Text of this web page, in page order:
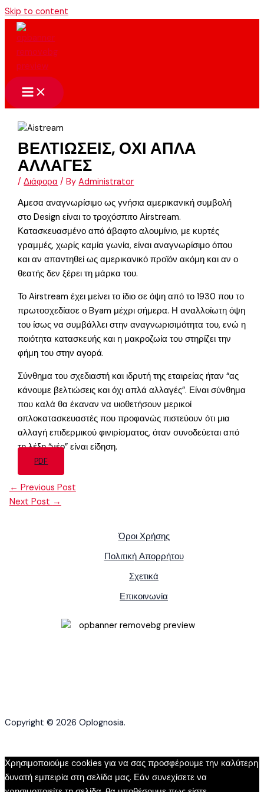
Skip to content
ΒΕΛΤΙΩΣΕΙΣ, ΟΧΙ ΑΠΛΑ
ΑΛΛΑΓΕΣ
/Διάφορα / ByAdministrator
Αμεσα αναγνωρίσιμο ως γνήσια αμερικανική συμβολή
στο Design είναι το τροχόσπιτο Airstream.
Κατασκευασμένο από άβαφτο αλουμίνιο, με κυρτές
γραμμές, χωρίς καμία γωνία, είναι αναγνωρίσιμο όπου
και αν απαντηθεί ως αμερικανικό προϊόν ακόμη και αν ο
θεατής δεν ξέρει τη μάρκα του.
Το Airstream έχει μείνει το ίδιο σε όψη από το 1930 που το
πρωτοσχεδίασε ο Byam μέχρι σήμερα. Η αναλλοίωτη όψη
του ίσως να συμβάλλει στην αναγνωρισιμότητα του, ενώ η
ποιότητα κατασκευής και η μακροζωία του στηρίζει την
φήμη του στην αγορά.
Σύνθημα του σχεδιαστή και ιδρυτή της εταιρείας ήταν “ας
κάνουμε βελτιώσεις και όχι απλά αλλαγές”. Είναι σύνθημα
που καλά θα έκαναν να υιοθετήσουν μερικοί
οπλοκατασκευαστές που προφανώς πιστεύουν ότι μια
αλλαγή επιδερμικού φινιρίσματος, όταν συνοδεύεται από
τη λέξη “νέο” είναι είδηση.
PDF
← Previous Post
Next Post →
Όροι Χρήσης
Πολιτική Απορρήτου
Σχετικά
Επικοινωνία
Copyright © 2026 Oplognosia.
Χρησιμοποιούμε cookies για να σας προσφέρουμε την καλύτερη
δυνατή εμπειρία στη σελίδα μας. Εάν συνεχίσετε να